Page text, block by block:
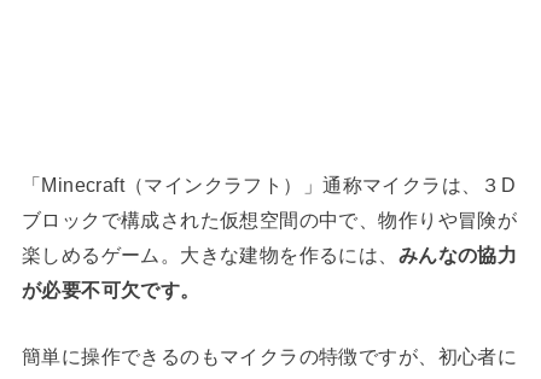
「Minecraft（マインクラフト）」通称マイクラは、３D
ブロックで構成された仮想空間の中で、物作りや冒険が
楽しめるゲーム。大きな建物を作るには、 みんなの協力
が必要不可欠です。
簡単に操作できるのもマイクラの特徴ですが、初心者に